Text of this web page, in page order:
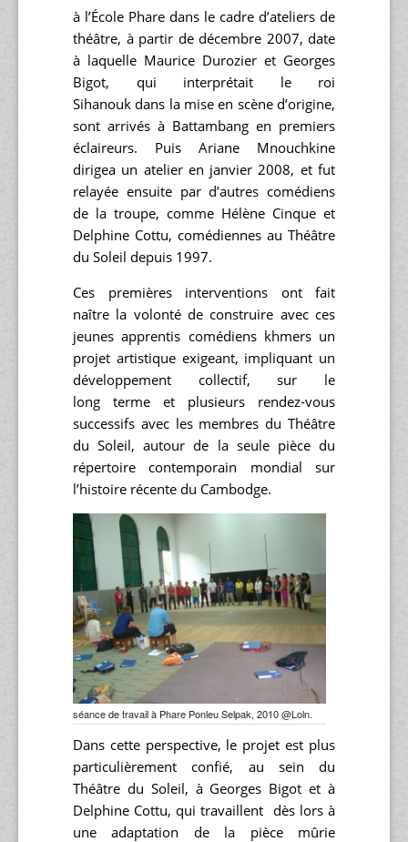
à l’École Phare dans le cadre d’ateliers de
théâtre, à partir de décembre 2007, date
à laquelle Maurice Durozier et Georges
Bigot, qui interprétait le roi
Sihanouk dans la mise en scène d’origine,
sont arrivés à Battambang en premiers
éclaireurs. Puis Ariane Mnouchkine
dirigea un atelier en janvier 2008, et fut
relayée ensuite par d’autres comédiens
de la troupe, comme Hélène Cinque et
Delphine Cottu, comédiennes au Théâtre
du Soleil depuis 1997.
Ces premières interventions ont fait
naître la volonté de construire avec ces
jeunes apprentis comédiens khmers un
projet artistique exigeant, impliquant un
développement collectif, sur le
long terme et plusieurs rendez-vous
successifs avec les membres du Théâtre
du Soleil, autour de la seule pièce du
répertoire contemporain mondial sur
l’histoire récente du Cambodge.
séance de travail à Phare Ponleu Selpak, 2010 @Loln.
Dans cette perspective, le projet est plus
particulièrement confié, au sein du
Théâtre du Soleil, à Georges Bigot et à
Delphine Cottu, qui travaillent dès lors à
une adaptation de la pièce mûrie